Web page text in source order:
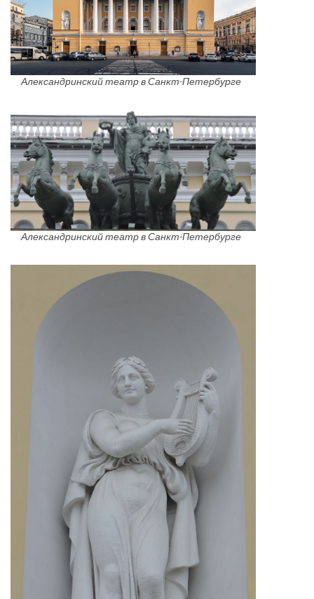
Александринский театр в Санкт-Петербурге
Александринский театр в Санкт-Петербурге